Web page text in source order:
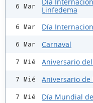
6 Mar
Día
Linfedema
6 Mar Día
6 Mar Carnaval
7 Mié Aniversario
7 Mié Aniversario de
7 Mié Día Mundial